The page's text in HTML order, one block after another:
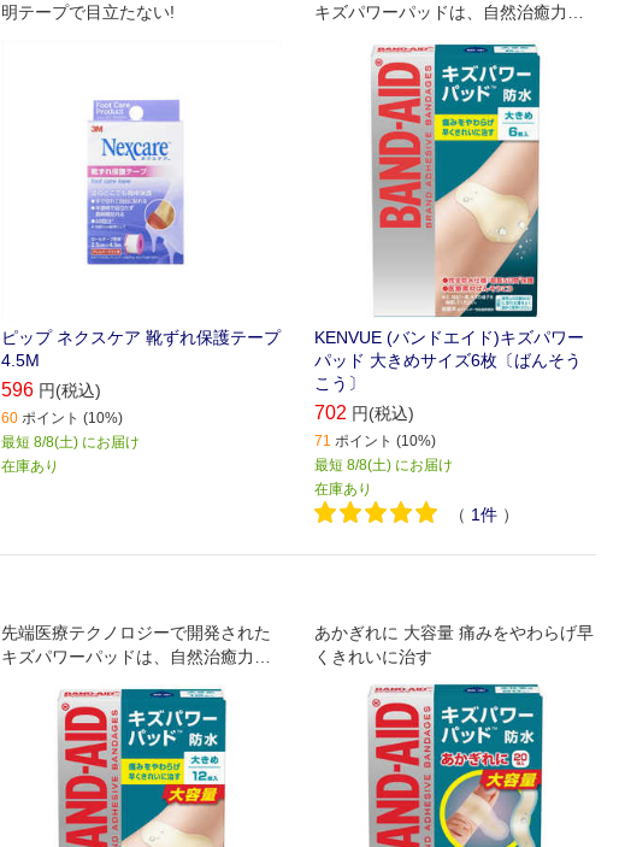
明テープで目立たない!
ピップ ネクスケア 靴ずれ保護テープ
4.5M
596 円(税込)
60 ポイント (10%)
最短 8/8(土) にお届け
在庫あり
キズパワーパッドは、自然治癒力を
を早く治します。
KENVUE (バンドエイド)キズパワー
パッド 大きめサイズ6枚〔ばんそう
こう〕
702 円(税込)
71 ポイント (10%)
最短 8/8(土) にお届け
在庫あり
（ 1件 ）
先端医療テクノロジーで開発された
キズパワーパッドは、自然治癒力を
を早く治します。
あかぎれに 大容量 痛みをやわらげ早
くきれいに治す